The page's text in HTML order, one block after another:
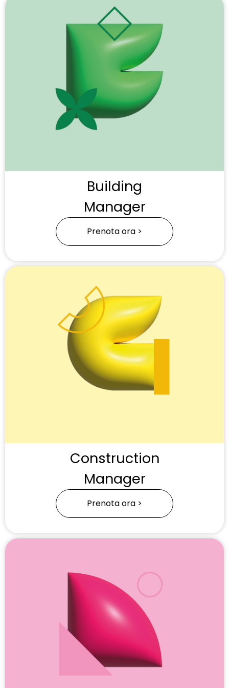
Building
Manager
Prenota ora >
Construction
Manager
Prenota ora >